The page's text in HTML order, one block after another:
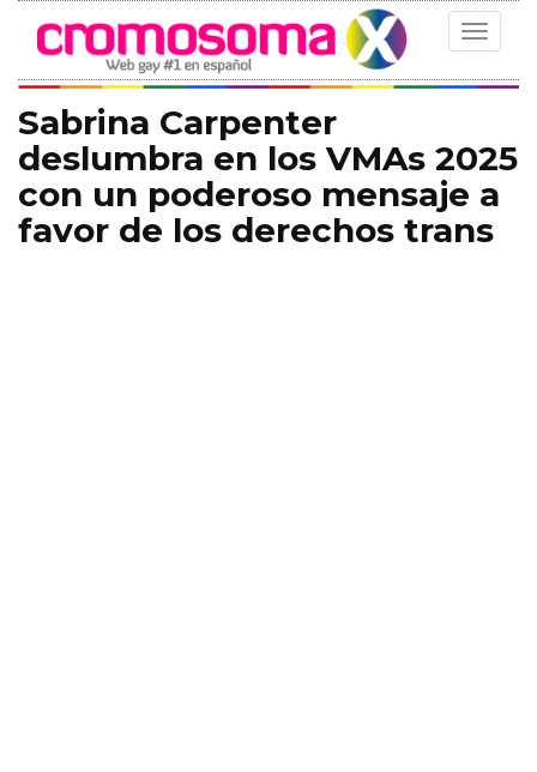
Toggle
Sabrina Carpenter
deslumbra en los VMAs 2025
con un poderoso mensaje a
favor de los derechos trans